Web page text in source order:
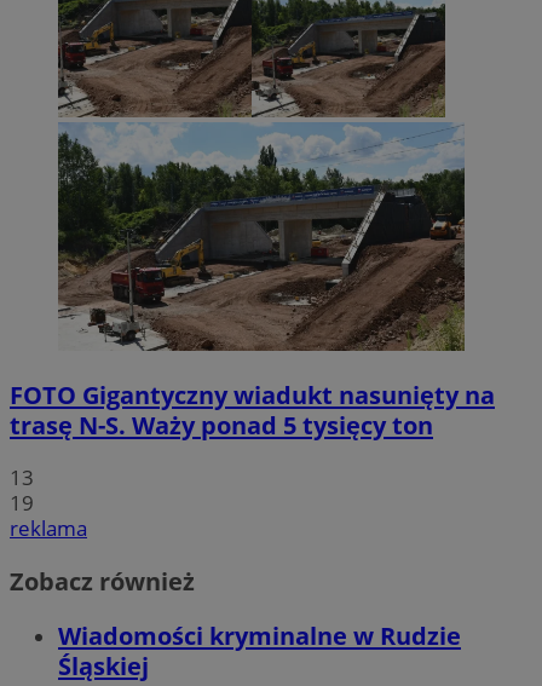
FOTO Gigantyczny wiadukt nasunięty na
trasę N-S. Waży ponad 5 tysięcy ton
13
19
reklama
Zobacz również
Wiadomości kryminalne w Rudzie
Śląskiej